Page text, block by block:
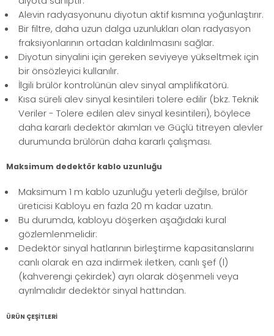
Alevin radyasyonunu diyotun aktif kısmına yoğunlaştırır.
Bir filtre, daha uzun dalga uzunlukları olan radyasyon
fraksiyonlarının ortadan kaldırılmasını sağlar.
Diyotun sinyalini için gereken seviyeye yükseltmek için
bir önsözleyici kullanılır.
İlgili brülör kontrolünün alev sinyal amplifikatörü.
Kısa süreli alev sinyal kesintileri tolere edilir (bkz. Teknik
Veriler - Tolere edilen alev sinyal kesintileri), böylece
daha kararlı dedektör akımları ve Güçlü titreyen alevler
durumunda brülörün daha kararlı çalışması.
Maksimum dedektör kablo uzunluğu
Maksimum 1 m kablo uzunluğu yeterli değilse, brülör
üreticisi Kabloyu en fazla 20 m kadar uzatın.
Bu durumda, kabloyu döşerken aşağıdaki kural
gözlemlenmelidir:
Dedektör sinyal hatlarının birleştirme kapasitanslarını
canlı olarak en aza indirmek iletken, canlı şef (l)
(kahverengi çekirdek) ayrı olarak döşenmeli veya
ayrılmalıdır dedektör sinyal hattından.
ÜRÜN ÇEŞİTLERİ